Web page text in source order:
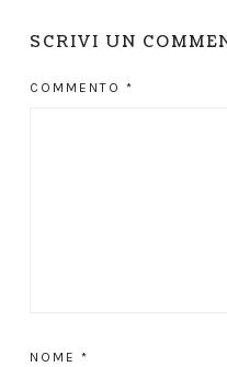
SCRIVI UN
COMMENTO *
NOME *